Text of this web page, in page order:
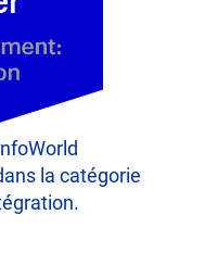
la catégorie